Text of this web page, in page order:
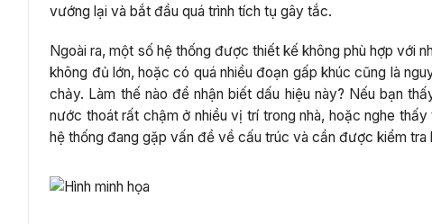
vướng lại và bắt đầu quá trình tích tụ gây tắc.
Ngoài ra, một số hệ thống được thiết kế không phù hợp với
không đủ lớn, hoặc có quá nhiều đoạn gấp khúc cũng là
chảy. Làm thế nào để nhận biết dấu hiệu này? Nếu bạn
nước thoát rất chậm ở nhiều vị trí trong nhà, hoặc nghe
hệ thống đang gặp vấn đề về cấu trúc và cần được kiểm